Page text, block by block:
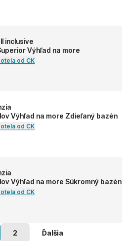
inclusive
Výhľad na more
od CK
Výhľad na more Zdieľaný bazén
od CK
Výhľad na more Súkromný bazén
od CK
2 Ďalšia